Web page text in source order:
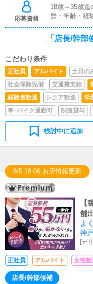
させて頂きま
るはず！貴方
応募資格
18歳～35歳
歴・年齢・経
「店長/幹部
こだわり条件
正社員 アルバイト 土日の
社会保険完備
交通費支給
経験者歓迎
シニア歓迎 学
車･バイク通勤可
制服貸与
検討中に追加
8/5 18:06 お店情報更新
舗
に
で
よ
神
[デ
正社員 アルバイト 女性
店長/幹部候補